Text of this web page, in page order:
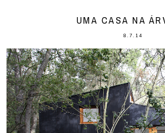
UMA CASA NA
8.7.14